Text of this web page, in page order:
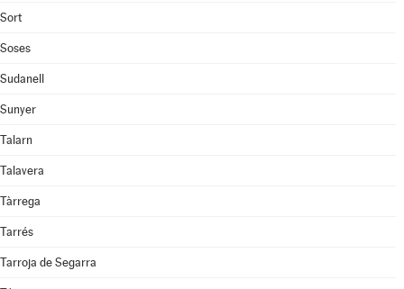
Sort
Soses
Sudanell
Sunyer
Talarn
Talavera
Tàrrega
Tarrés
Tarroja de Segarra